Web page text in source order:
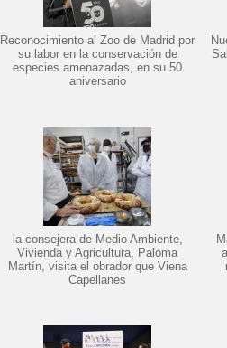
Reconocimiento al Zoo de Madrid por
su labor en la conservación de
especies amenazadas, en su 50
aniversario
la consejera de Medio Ambiente,
Vivienda y Agricultura, Paloma
Martín, visita el obrador que Viena
Capellanes